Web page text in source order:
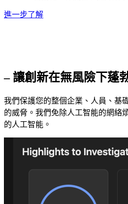
進一步了解
– 讓創新在無風險下蓬
我們保護您的整個企業、人員、基
的威脅。我們免除人工智能的網絡
的人工智能。